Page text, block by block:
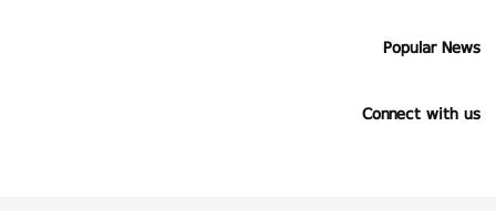
Popular News
Connect with us